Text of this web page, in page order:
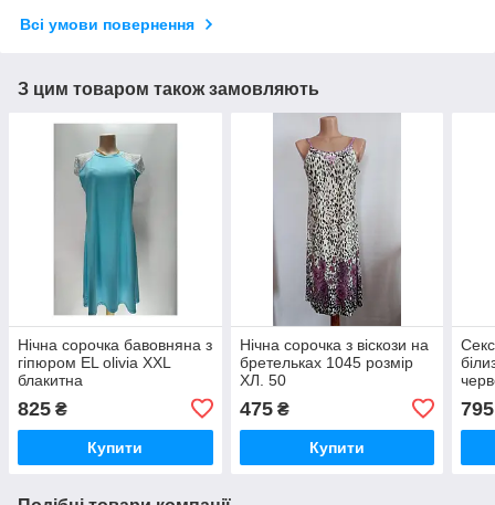
Всі умови повернення
З цим товаром також замовляють
Нічна сорочка бавовняна з
гіпюром EL olivia XXL
блакитна
825 ₴
Купити
Нічна сорочка з віскози на
бретельках 1045 розмір
ХЛ. 50
475₴
Купити
795